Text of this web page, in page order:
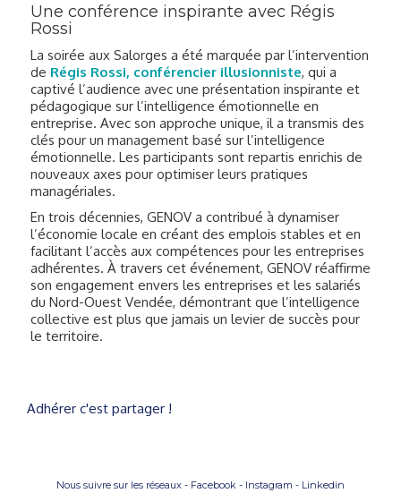
Une conférence inspirante avec Régis
Rossi
La soirée aux Salorges a été marquée par l’intervention
de Régis Rossi, conférencier illusionniste, qui a
captivé l’audience avec une présentation inspirante et
pédagogique sur l’intelligence émotionnelle en
entreprise. Avec son approche unique, il a transmis des
clés pour un management basé sur l’intelligence
émotionnelle. Les participants sont repartis enrichis de
nouveaux axes pour optimiser leurs pratiques
managériales.
En trois décennies, GENOV a contribué à dynamiser
l’économie locale en créant des emplois stables et en
facilitant l’accès aux compétences pour les entreprises
adhérentes. À travers cet événement, GENOV réaffirme
son engagement envers les entreprises et les salariés
du Nord-Ouest Vendée, démontrant que l’intelligence
collective est plus que jamais un levier de succès pour
le territoire.
Adhérer c'est partager !
Nous suivre sur les réseaux - Facebook - Instagram - Linkedin